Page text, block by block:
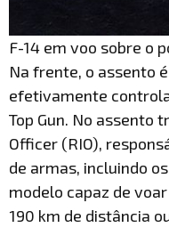
F-14 em voo sobre o
Na frente, o assento
efetivamente
Top Gun. No assento
Officer (RIO),
de armas, incluindo
modelo capaz de
190 km de distância